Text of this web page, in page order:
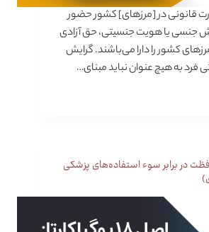
قانونی در [مرزهای] کشور حضور
جنسی یا هویت جنسیتی، حق آزادی
کشور را دارا می‌باشند. گرایش
به هیچ عنوان نباید مبنای…
محافظت در برابر سوء استفاده‌های پزشکی